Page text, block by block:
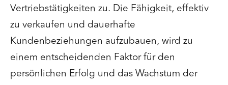
Vertriebstätigkeiten zu. Die Fähigkeit, effektiv
zu verkaufen und dauerhafte
Kundenbeziehungen aufzubauen, wird zu
einem entscheidenden Faktor für den
persönlichen Erfolg und das Wachstum der